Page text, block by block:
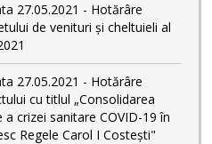
27.05.2021 - Hotărâre
de venituri și cheltuieli al
27.05.2021 - Hotărâre
cu titlul „Consolidarea
crizei sanitare COVID-19 în
Regele Carol I Costești"